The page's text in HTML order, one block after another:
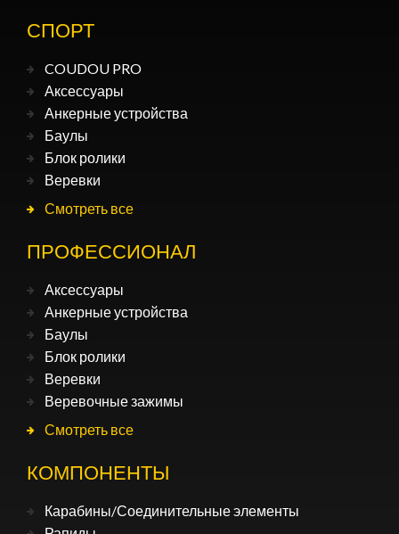
СПОРТ
COUDOU PRO
Аксессуары
Анкерные устройства
Баулы
Блок ролики
Веревки
Смотреть все
ПРОФЕССИОНАЛ
Аксессуары
Анкерные устройства
Баулы
Блок ролики
Веревки
Веревочные зажимы
Смотреть все
КОМПОНЕНТЫ
Карабины/Соединительные элементы